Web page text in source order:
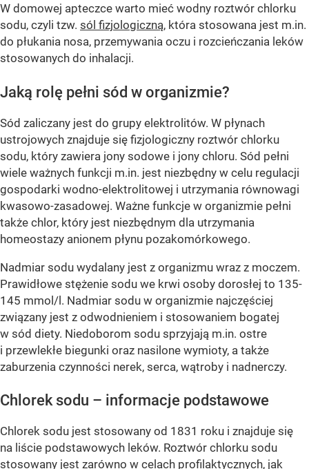
W domowej apteczce warto mieć wodny roztwór chlorku
sodu, czyli tzw. sól fizjologiczną, która stosowana jest m.in.
do płukania nosa, przemywania oczu i rozcieńczania leków
stosowanych do inhalacji.
Jaką rolę pełni sód w organizmie?
Sód zaliczany jest do grupy elektrolitów. W płynach
ustrojowych znajduje się fizjologiczny roztwór chlorku
sodu, który zawiera jony sodowe i jony chloru. Sód pełni
wiele ważnych funkcji m.in. jest niezbędny w celu regulacji
gospodarki wodno-elektrolitowej i utrzymania równowagi
kwasowo-zasadowej. Ważne funkcje w organizmie pełni
także chlor, który jest niezbędnym dla utrzymania
homeostazy anionem płynu pozakomórkowego.
Nadmiar sodu wydalany jest z organizmu wraz z moczem.
Prawidłowe stężenie sodu we krwi osoby dorosłej to 135-
145 mmol/l. Nadmiar sodu w organizmie najczęściej
związany jest z odwodnieniem i stosowaniem bogatej
w sód diety. Niedoborom sodu sprzyjają m.in. ostre
i przewlekłe biegunki oraz nasilone wymioty, a także
zaburzenia czynności nerek, serca, wątroby i nadnerczy.
Chlorek sodu – informacje podstawowe
Chlorek sodu jest stosowany od 1831 roku i znajduje się
na liście podstawowych leków. Roztwór chlorku sodu
stosowany jest zarówno w celach profilaktycznych, jak